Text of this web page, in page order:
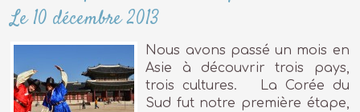
Le 10 décembre 2013
Nous avons passé un mois en
Asie à découvrir trois pays,
trois cultures. La Corée du
Sud fut notre première étape,